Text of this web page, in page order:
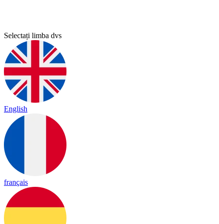
Selectați limba dvs
English
français